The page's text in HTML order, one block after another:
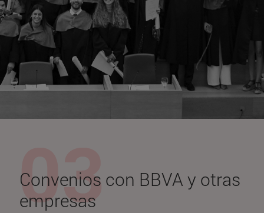
Convenios con BBVA y otras
empresas